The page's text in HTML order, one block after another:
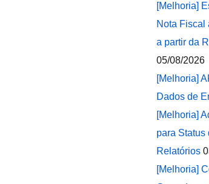
[Melhoria]
Nota Fiscal
a partir da
05/08/2026
[Melhoria]
Dados de
[Melhoria]
para Status
Relatórios
[Melhoria]